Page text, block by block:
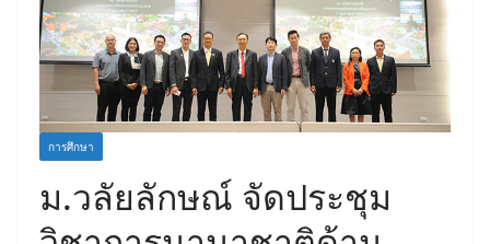
การศึกษา
ม.วลัยลักษณ์ จัดประชุม